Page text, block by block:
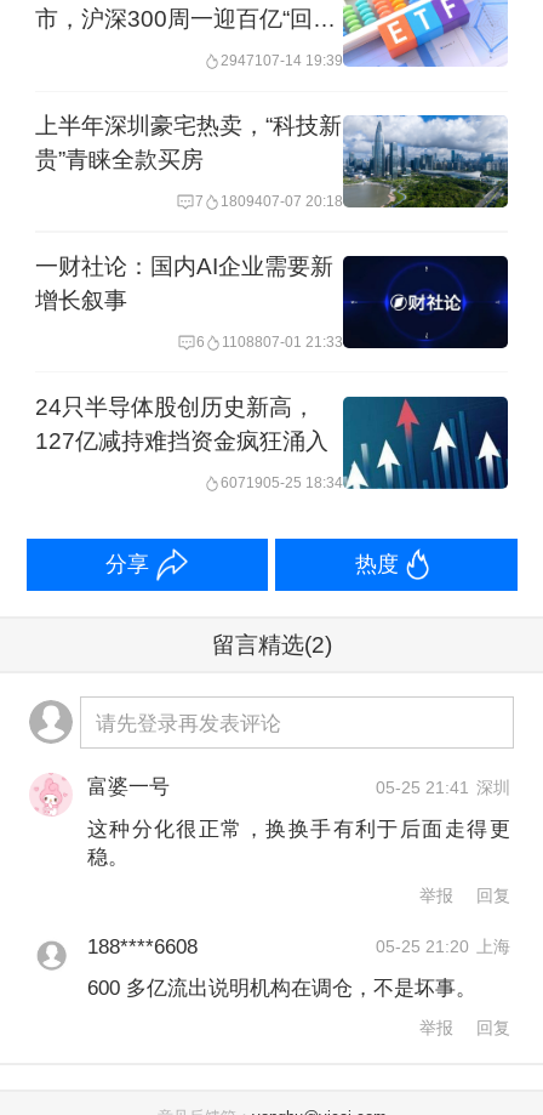
这一表现直接映射到ETF市场上，多只
幅榜前列。Wind数据显示，截至当日收
盘，涨幅前50的ETF几乎被半导体、芯
强势特征十分显著。
其中，信创ETF广发以9.63%的单日涨幅
领跑市场。基金一季度报告显示，该产
品前十大重仓股中8只为半导体个股，2
只为计算机设备个股。此外，半导体龙
头ETF工银单日涨幅达7.89%，半导体
ETF南方、半导体ETF鹏华紧随其后。
与此同时，芯片ETF华夏上涨7.53%、科
创芯片ETF嘉实等多只产品涨幅均超过
7%；同时，19只科创50主题ETF当日平
均涨幅超过5.8%，14只跻身“前50强”，
科创50增强ETF南方涨幅更是突破
但把视线从K线移到资金流向，画面可能
就没那么“火热”了。Wind数据显示，截
至5月24日，最近一周有超过648.69亿元
市，沪深300周一迎百亿“回马
2947107-14 19:39
上半年深圳豪宅热卖，“科技新
贵”青睐全款买房
7 1809407-07 20:18
一财社论：国内AI企业需要新
增长叙事
6 1108807-01 21:33
24只半导体股创历史新高，
127亿减持难挡资金疯狂涌入
6071905-25 18:34
分享 热度
留言精选(2)
请先登录再发表评论
富婆一号 05-25 21:41 深圳
这种分化很正常，换换手有利于后面走得更
稳。
举报 回复
188****6608 05-25 21:20 上海
600 多亿流出说明机构在调仓，不是坏事。
举报 回复